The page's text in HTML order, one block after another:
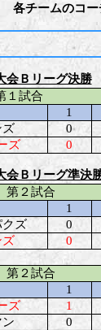
ームのコーチ
Ｂリーグ決勝
１試合
1
0
ズ
0
Ｂリーグ準決
第２試合
1
ズ
0
0
第２試合
1
ズ
1
0